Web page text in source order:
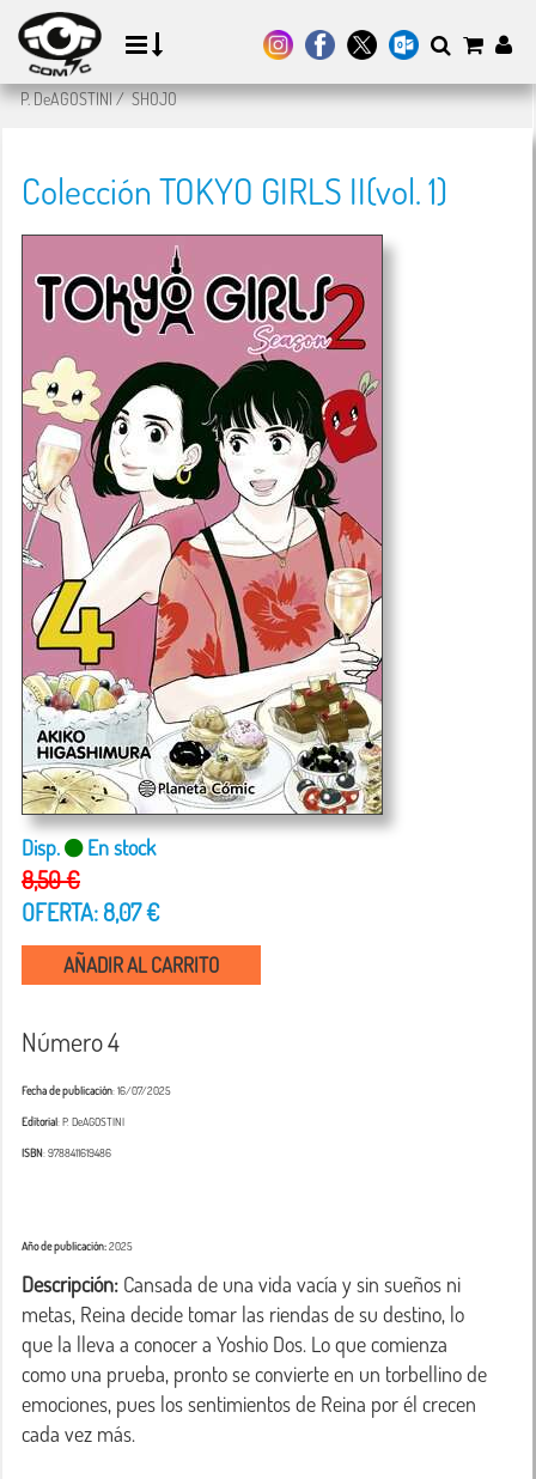
P. DeAGOSTINI/SHOJO
Colección TOKYO GIRLS II(vol. 1)
Disp. En stock
8,50 €
OFERTA: 8,07 €
AÑADIR AL CARRITO
Número 4
Fecha de publicación: 16/07/2025
Editorial: P. DeAGOSTINI
ISBN: 9788411619486
Año de publicación:2025
Descripción: Cansada de una vida vacía y sin sueños ni
metas, Reina decide tomar las riendas de su destino, lo
que la lleva a conocer a Yoshio Dos. Lo que comienza
como una prueba, pronto se convierte en un torbellino de
emociones, pues los sentimientos de Reina por él crecen
cada vez más.